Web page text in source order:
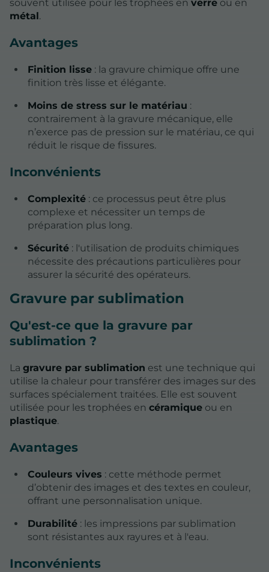
souvent utilisée pour les trophées en verre ou en
métal.
Avantages
Finition lisse: la gravure chimique offre une
finition très lisse et élégante.
Moins de stress sur le matériau :
contrairement à la gravure mécanique, elle
n’exerce pas de pression sur le matériau, ce qui
réduit le risque de fissures.
Inconvénients
Complexité: ce processus peut être plus
complexe et nécessiter un temps de
préparation plus long.
Sécurité: l'utilisation de produits chimiques
nécessite des précautions particulières pour
assurer la sécurité des opérateurs.
Gravure par sublimation
Qu'est-ce que la gravure par
sublimation ?
La gravure par sublimation est une technique qui
utilise la chaleur pour transférer des images sur des
surfaces spécialement traitées. Elle est souvent
utilisée pour les trophées en céramique ou en
plastique.
Avantages
Couleurs vives : cette méthode permet
d’obtenir des images et des textes en couleur,
offrant une personnalisation unique.
Durabilité: les impressions par sublimation
sont résistantes aux rayures et à l'eau.
Inconvénients